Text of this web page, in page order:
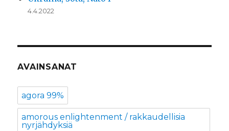
4.4.2022
AVAINSANAT
agora 99%
amorous enlightenment / rakkaudellisia
nyrjähdyksiä